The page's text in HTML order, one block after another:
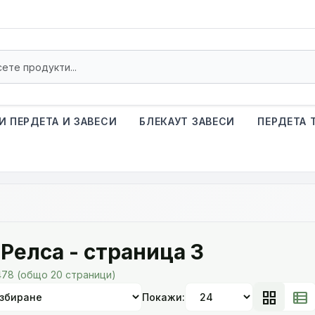
ПЕРДЕТА И ЗАВЕСИ БЛЕКАУТ ЗАВЕСИ ПЕРДЕТА
- страница 3
(общо 20 страници)
Покажи: grid_view view_list